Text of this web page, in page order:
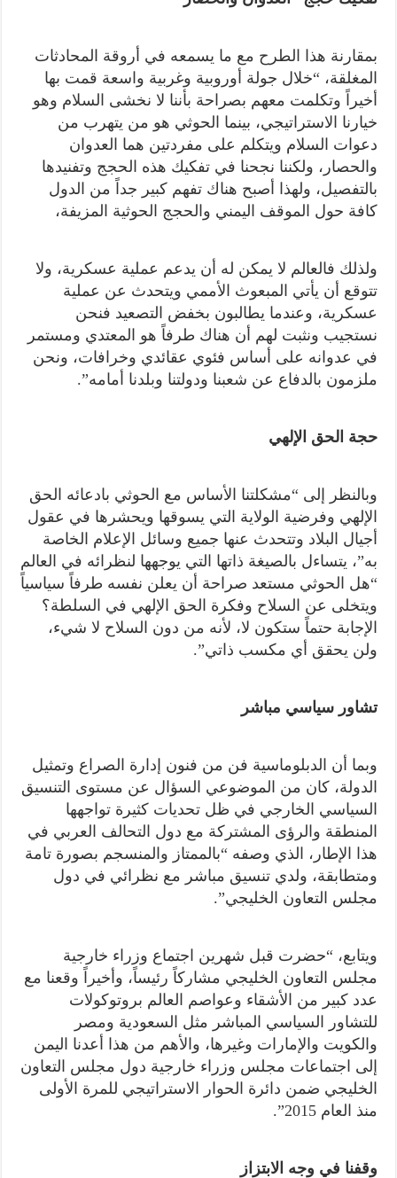
بمقارنة هذا الطرح مع ما يسمعه في أروقة المحادثات
المغلقة، “خلال جولة أوروبية وغربية واسعة قمت بها
أخيراً وتكلمت معهم بصراحة بأننا لا نخشى السلام وهو
خيارنا الاستراتيجي، بينما الحوثي هو من يتهرب من
دعوات السلام ويتكلم على مفردتين هما العدوان
والحصار، ولكننا نجحنا في تفكيك هذه الحجج وتفنيدها
بالتفصيل، ولهذا أصبح هناك تفهم كبير جداً من الدول
كافة حول الموقف اليمني والحجج الحوثية المزيفة،
ولذلك فالعالم لا يمكن له أن يدعم عملية عسكرية، ولا
تتوقع أن يأتي المبعوث الأممي ويتحدث عن عملية
عسكرية، وعندما يطالبون بخفض التصعيد فنحن
نستجيب ونثبت لهم أن هناك طرفاً هو المعتدي ومستمر
في عدوانه على أساس فئوي عقائدي وخرافات، ونحن
ملزمون بالدفاع عن شعبنا ودولتنا وبلدنا أمامه”.
حجة الحق الإلهي
وبالنظر إلى “مشكلتنا الأساس مع الحوثي بادعائه الحق
الإلهي وفرضية الولاية التي يسوقها ويحشرها في عقول
أجيال البلاد وتتحدث عنها جميع وسائل الإعلام الخاصة
به”، يتساءل بالصيغة ذاتها التي يوجهها لنظرائه في العالم
“هل الحوثي مستعد صراحة أن يعلن نفسه طرفاً سياسياً
ويتخلى عن السلاح وفكرة الحق الإلهي في السلطة؟
الإجابة حتماً ستكون لا، لأنه من دون السلاح لا شيء،
ولن يحقق أي مكسب ذاتي”.
تشاور سياسي مباشر
وبما أن الدبلوماسية فن من فنون إدارة الصراع وتمثيل
الدولة، كان من الموضوعي السؤال عن مستوى التنسيق
السياسي الخارجي في ظل تحديات كثيرة تواجهها
المنطقة والرؤى المشتركة مع دول التحالف العربي في
هذا الإطار، الذي وصفه “بالممتاز والمنسجم بصورة تامة
ومتطابقة، ولدي تنسيق مباشر مع نظرائي في دول
مجلس التعاون الخليجي”.
ويتابع، “حضرت قبل شهرين اجتماع وزراء خارجية
مجلس التعاون الخليجي مشاركاً رئيساً، وأخيراً وقعنا مع
عدد كبير من الأشقاء وعواصم العالم بروتوكولات
للتشاور السياسي المباشر مثل السعودية ومصر
والكويت والإمارات وغيرها، والأهم من هذا أعدنا اليمن
إلى اجتماعات مجلس وزراء خارجية دول مجلس التعاون
الخليجي ضمن دائرة الحوار الاستراتيجي للمرة الأولى
منذ العام 2015”.
وقفنا في وجه الابتزاز